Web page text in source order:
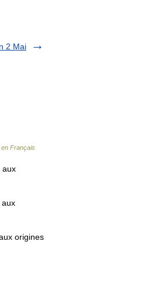
2 Mai
en Français
aux
aux
origines